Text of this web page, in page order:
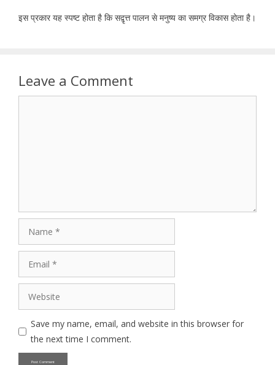
इस प्रकार यह स्पष्ट होता है कि सद्वृत्त पालन से मनुष्य का समग्र विकास होता है।
Leave a Comment
Website
Save my name, email, and website in this browser for
the next time I comment.